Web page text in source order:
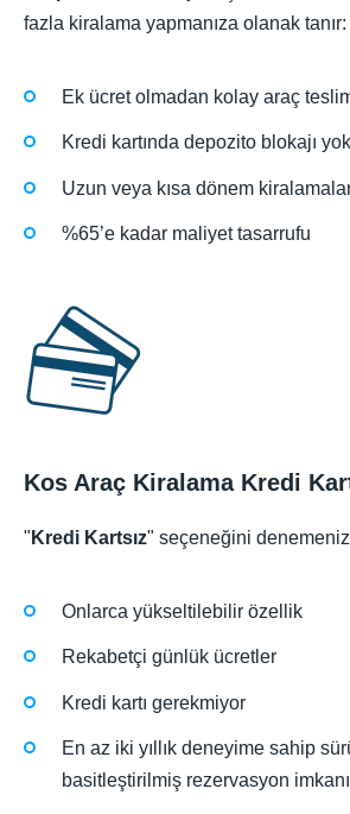
fazla kiralama yapmanıza olanak tanır:
Ek ücret olmadan kolay araç
Kredi kartında depozito blokajı yok
Uzun veya kısa dönem
%65’e kadar maliyet tasarrufu
Kos Araç Kiralama Kredi
" Kredi Kartsız" seçeneğini
Onlarca yükseltilebilir özellik
Rekabetçi günlük ücretler
Kredi kartı gerekmiyor
En az iki yıllık deneyime sahip
basitleştirilmiş rezervasyon